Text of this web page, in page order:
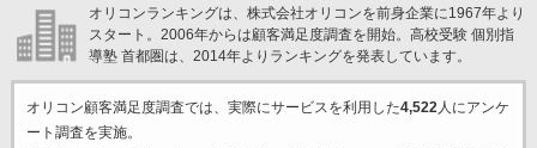
オリコンランキングは、株式会社オリコンを前身企業に1967年より
スタート。2006年からは顧客満足度調査を開始。高校受験 個別指
導塾 首都圏は、2014年よりランキングを発表しています。
オリコン顧客満足度調査では、実際にサービスを利用した4,522人にアンケ
ート調査を実施。